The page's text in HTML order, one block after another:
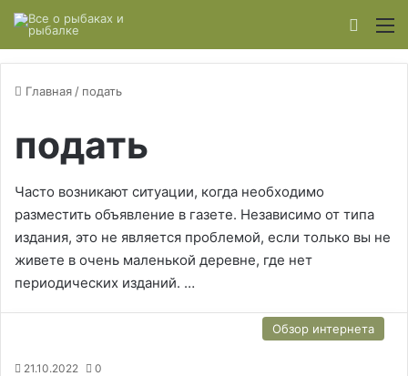
Главная / подать
подать
Часто возникают ситуации, когда необходимо
разместить объявление в газете. Независимо от типа
издания, это не является проблемой, если только вы не
живете в очень маленькой деревне, где нет
периодических изданий. …
Обзор интернета
21.10.2022 0